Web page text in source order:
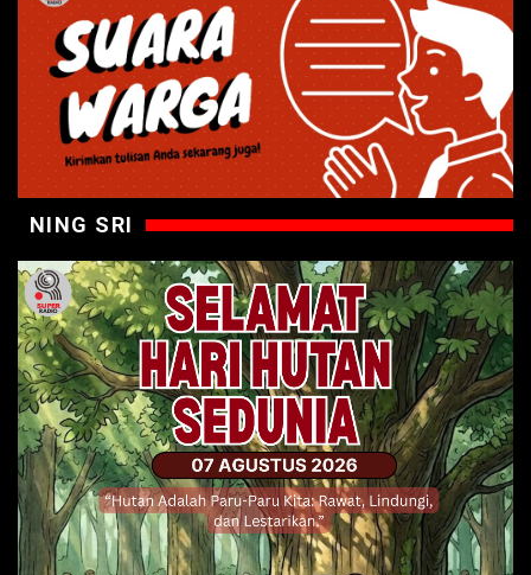
NING SRI